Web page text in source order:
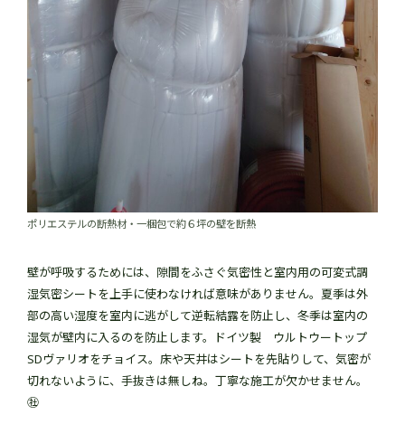
ポリエステルの断熱材・一梱包で約６坪の壁を断熱
壁が呼吸するためには、隙間をふさぐ気密性と室内用の可変式調
湿気密シートを上手に使わなければ意味がありません。夏季は外
部の高い湿度を室内に逃がして逆転結露を防止し、冬季は室内の
湿気が壁内に入るのを防止します。ドイツ製 ウルトウートップ
SDヴァリオをチョイス。床や天井はシートを先貼りして、気密が
切れないように、手抜きは無しね。丁寧な施工が欠かせません。
㊓